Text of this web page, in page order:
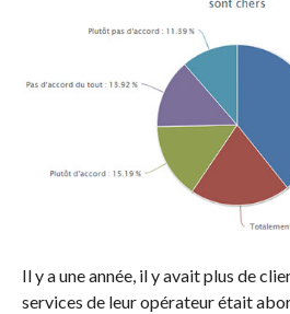
Il y a une année, il y avait plus de
services de leur opérateur était